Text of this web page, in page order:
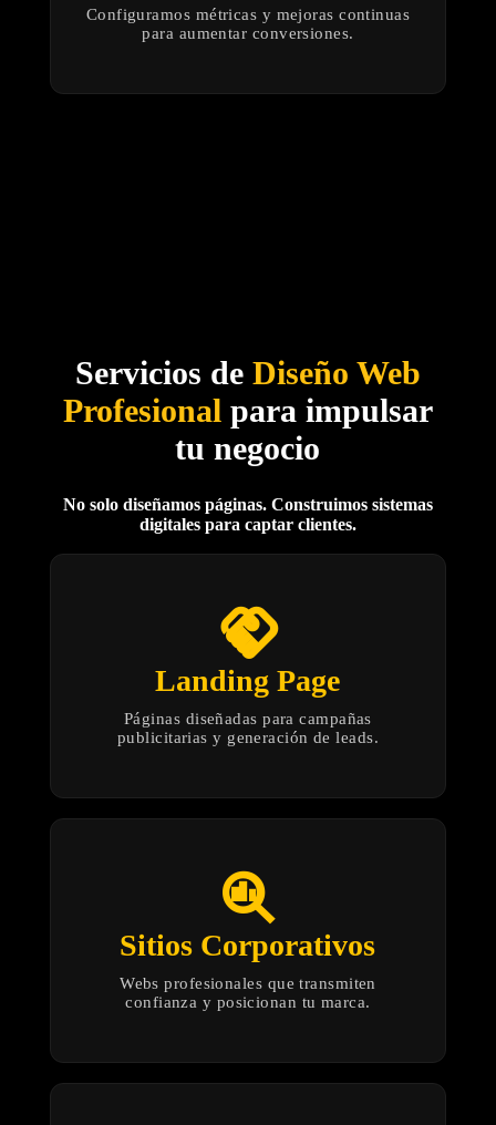
Configuramos métricas y mejoras continuas
para aumentar conversiones.
Servicios de Diseño Web
Profesional para impulsar
tu negocio
No solo diseñamos páginas. Construimos sistemas
digitales para captar clientes.
handshake
Landing Page
Páginas diseñadas para campañas
publicitarias y generación de leads.
search_insights
Sitios Corporativos
Webs profesionales que transmiten
confianza y posicionan tu marca.